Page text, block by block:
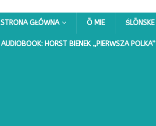
STRONA GŁÓWNA Ō MIE ŚLŌNSKE
AUDIOBOOK: HORST BIENEK „PIERWSZA POLKA”